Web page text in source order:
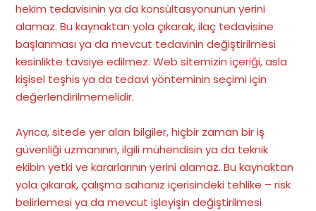
hekim tedavisinin ya da konsültasyonunun yerini
alamaz. Bu kaynaktan yola çıkarak, ilaç tedavisine
başlanması ya da mevcut tedavinin değiştirilmesi
kesinlikte tavsiye edilmez. Web sitemizin içeriği, asla
kişisel teşhis ya da tedavi yönteminin seçimi için
değerlendirilmemelidir.
Ayrıca, sitede yer alan bilgiler, hiçbir zaman bir iş
güvenliği uzmanının, ilgili mühendisin ya da teknik
ekibin yetki ve kararlarının yerini alamaz. Bu kaynaktan
yola çıkarak, çalışma sahanız içerisindeki tehlike – risk
belirlemesi ya da mevcut işleyişin değiştirilmesi